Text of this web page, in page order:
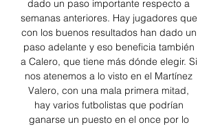
dado un paso importante respecto a
semanas anteriores. Hay jugadores que
con los buenos resultados han dado un
paso adelante y eso beneficia también
a Calero, que tiene más dónde elegir. Si
nos atenemos a lo visto en el Martínez
Valero, con una mala primera mitad,
hay varios futbolistas que podrían
ganarse un puesto en el once por lo